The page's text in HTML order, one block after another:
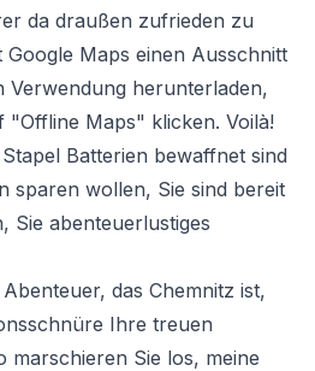
da draußen zufrieden zu
Maps einen Ausschnitt
Verwendung herunterladen,
"Offline Maps" klicken. Voilà!
Batterien bewaffnet sind
sparen wollen, Sie sind bereit
Sie abenteuerlustiges
das Chemnitz ist,
Ihre treuen
marschieren Sie los, meine